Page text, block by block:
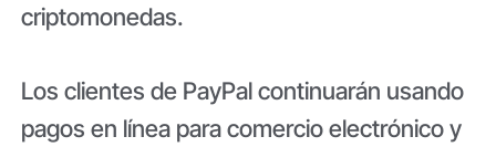
criptomonedas.
Los clientes de PayPal continuarán usando
pagos en línea para comercio electrónico y